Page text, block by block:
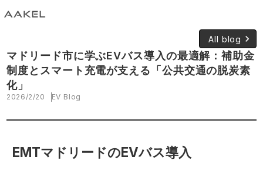
All blog keyboard_arrow_right
マドリード市に学ぶEVバス導入の最適解：補助金
制度とスマート充電が支える「公共交通の脱炭素
化」
2026/2/20 EV Blog
EMTマドリードのEVバス導入